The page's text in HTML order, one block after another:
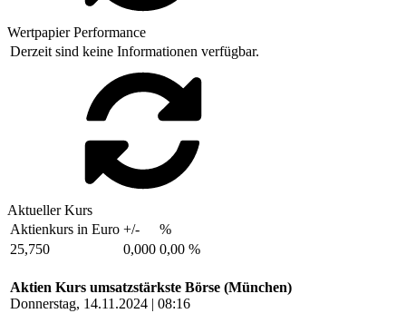
Wertpapier Performance
Derzeit sind keine Informationen verfügbar.
Aktueller Kurs
Aktienkurs in Euro +/-
%
25,750
0,000 0,00 %
Aktien Kurs umsatzstärkste Börse (München)
Donnerstag, 14.11.2024 | 08:16